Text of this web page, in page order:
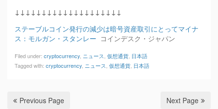
↓↓↓↓↓↓↓↓↓↓↓↓↓↓↓↓↓↓↓↓
ステーブルコイン発行の減少は暗号資産取引にとってマイナ
ス：モルガン・スタンレー コインデスク・ジャパン
Filed under: cryptocurrency ニュース 仮想通貨 日本語
Tagged with: cryptocurrency ニュース 仮想通貨 日本語
Previous Page Next Page